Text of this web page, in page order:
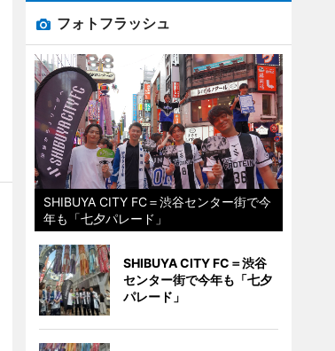
フォトフラッシュ
SHIBUYA CITY FC＝渋谷センター街で今
年も「七夕パレード」
SHIBUYA CITY FC＝渋谷
センター街で今年も「七夕
パレード」